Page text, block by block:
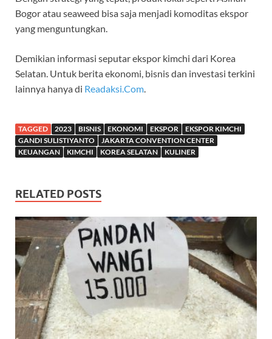
Bogor atau seaweed bisa saja menjadi komoditas ekspor
yang menguntungkan.
Demikian informasi seputar ekspor kimchi dari Korea
Selatan. Untuk berita ekonomi, bisnis dan investasi terkini
lainnya hanya di Readaksi.Com.
TAGGED 2023 BISNIS EKONOMI EKSPOR
EKSPOR KIMCHI
GANDI SULISTIYANTO
JAKARTA CONVENTION CENTER
KEUANGAN
KIMCHI KOREA SELATAN KULINER
RELATED POSTS